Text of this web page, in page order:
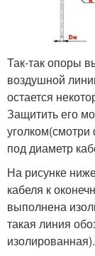
Так-так опоры
воздушной
остается
Защитить его
под диаметр
На рисунке
кабеля к
выполнена
такая линия
изолированная).